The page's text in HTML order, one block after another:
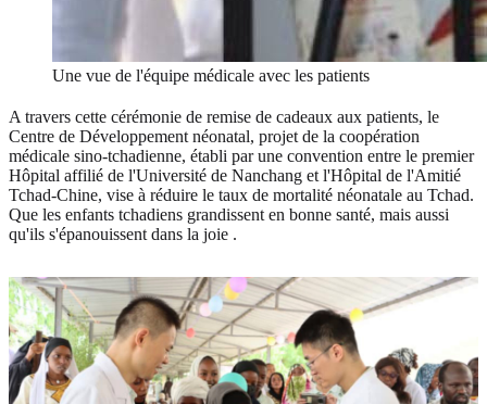
Une vue de l'équipe médicale avec les patients
A travers cette cérémonie de remise de cadeaux aux patients, le
Centre de Développement néonatal, projet de la coopération
médicale sino-tchadienne, établi par une convention entre le premier
Hôpital affilié de l'Université de Nanchang et l'Hôpital de l'Amitié
Tchad-Chine, vise à réduire le taux de mortalité néonatale au Tchad.
Que les enfants tchadiens grandissent en bonne santé, mais aussi
qu'ils s'épanouissent dans la joie .